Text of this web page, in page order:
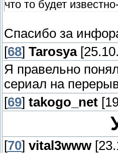
что то будет
Спасибо за
[68] Tarosya
Я правельно
сериал на
[69] takogo_net
[70] vital3www